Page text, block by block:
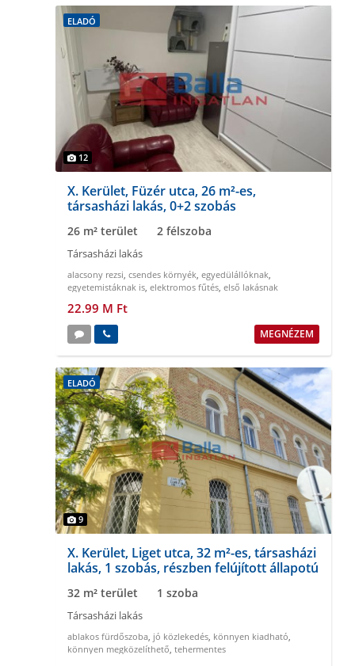
ELADÓ
12
X. Kerület, Füzér utca, 26 m²-es,
társasházi lakás, 0+2 szobás
26 m² terület 2 félszoba
Társasházi lakás
alacsony rezsi, csendes környék, egyedülállóknak,
egyetemistáknak is, elektromos fűtés, első lakásnak
22.99 M Ft
MEGNÉZEM
ELADÓ
9
X. Kerület, Liget utca, 32 m²-es, társasházi
lakás, 1 szobás, részben felújított állapotú
32 m² terület 1 szoba
Társasházi lakás
ablakos fürdőszoba, jó közlekedés, könnyen kiadható,
könnyen megközelíthető, tehermentes